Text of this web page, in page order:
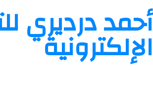
أحمد درديري
الإلكترونية